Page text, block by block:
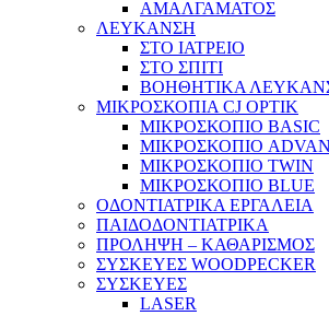
ΑΜΑΛΓΑΜΑΤΟΣ
ΛΕΥΚΑΝΣΗ
ΣΤΟ ΙΑΤΡΕΙΟ
ΣΤΟ ΣΠΙΤΙ
ΒΟΗΘΗΤΙΚΑ
ΜΙΚΡΟΣΚΟΠΙΑ CJ OPTIK
ΜΙΚΡΟΣΚΟΠΙΟ BASIC
ΜΙΚΡΟΣΚΟΠΙΟ
ΜΙΚΡΟΣΚΟΠΙΟ TWIN
ΜΙΚΡΟΣΚΟΠΙΟ BLUE
ΟΔΟΝΤΙΑΤΡΙΚΑ ΕΡΓΑΛΕΙΑ
ΠΑΙΔΟΔΟΝΤΙΑΤΡΙΚΑ
ΠΡΟΛΗΨΗ – ΚΑΘΑΡΙΣΜΟΣ
ΣΥΣΚΕΥΕΣ WOODPECKER
ΣΥΣΚΕΥΕΣ
LASER